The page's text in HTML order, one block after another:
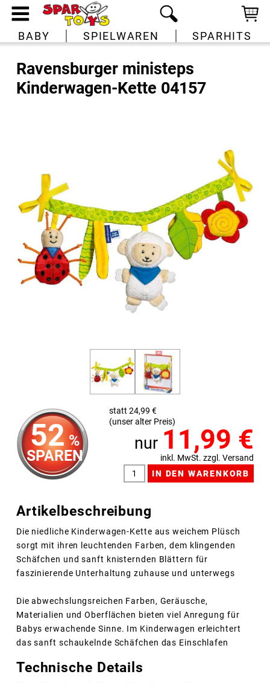
BABY SPIELWAREN SPARHITS
Ravensburger ministeps
Kinderwagen-Kette 04157
52 %
SPAREN
statt 24,99 €
(unser alter Preis)
nur 11,99 €
inkl. MwSt. zzgl. Versand
Artikelbeschreibung
Die niedliche Kinderwagen-Kette aus weichem Plüsch
sorgt mit ihren leuchtenden Farben, dem klingenden
Schäfchen und sanft knisternden Blättern für
faszinierende Unterhaltung zuhause und unterwegs
Die abwechslungsreichen Farben, Geräusche,
Materialien und Oberflächen bieten viel Anregung für
Babys erwachende Sinne. Im Kinderwagen erleichtert
das sanft schaukelnde Schäfchen das Einschlafen
Technische Details